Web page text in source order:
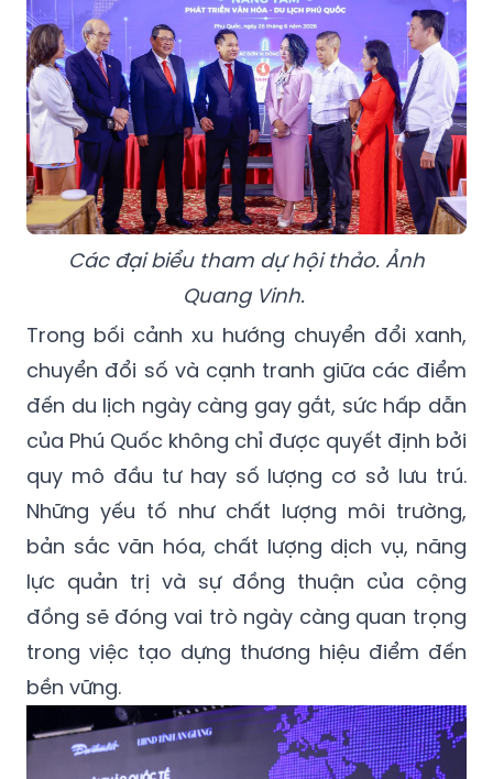
Các đại biểu tham dự hội thảo. Ảnh
Quang Vinh.
Trong bối cảnh xu hướng chuyển đổi xanh,
chuyển đổi số và cạnh tranh giữa các điểm
đến du lịch ngày càng gay gắt, sức hấp dẫn
của Phú Quốc không chỉ được quyết định bởi
quy mô đầu tư hay số lượng cơ sở lưu trú.
Những yếu tố như chất lượng môi trường,
bản sắc văn hóa, chất lượng dịch vụ, năng
lực quản trị và sự đồng thuận của cộng
đồng sẽ đóng vai trò ngày càng quan trọng
trong việc tạo dựng thương hiệu điểm đến
bền vững.